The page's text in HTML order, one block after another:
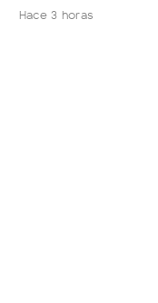
Hace 3 horas